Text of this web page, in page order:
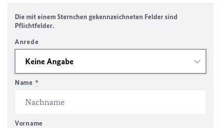
Die mit einem Sternchen gekennzeichneten Felder sind
Pflichtfelder.
Anrede
Name *
Vorname